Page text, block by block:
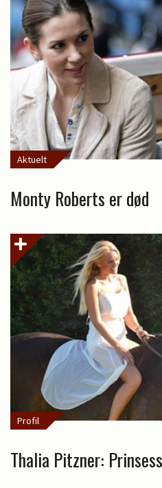
Aktuelt
Monty Roberts er død
Profil
Thalia Pitzner: